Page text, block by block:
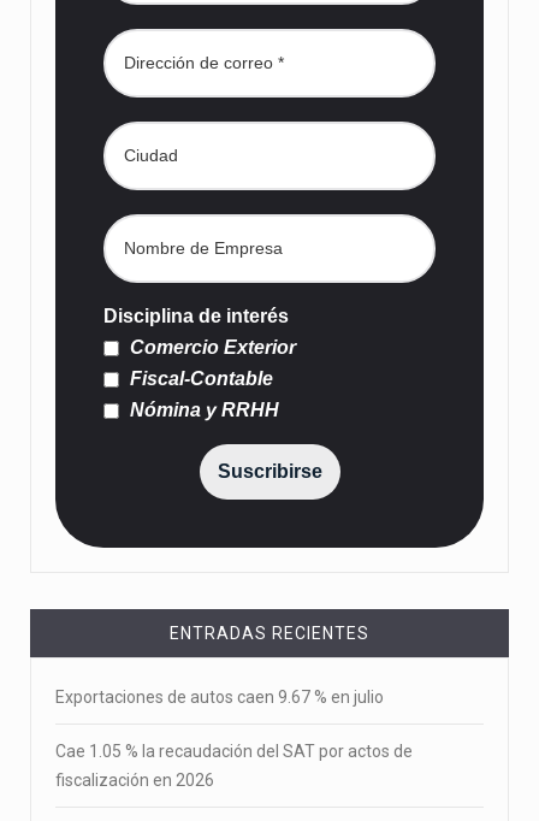
Disciplina de interés
Comercio Exterior
Fiscal-Contable
Nómina y RRHH
Suscribirse
ENTRADAS RECIENTES
Exportaciones de autos caen 9.67 % en julio
Cae 1.05 % la recaudación del SAT por actos de
fiscalización en 2026